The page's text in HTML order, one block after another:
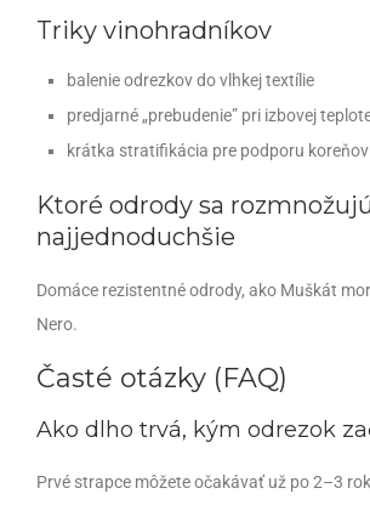
Triky vinohradníkov
balenie odrezkov do vlhkej textílie
predjarné „prebudenie” pri izbovej
krátka stratifikácia pre podporu koreňov
Ktoré odrody sa
najjednoduchšie
Domáce rezistentné odrody, ako Muškát
Nero.
Časté otázky (FAQ)
Ako dlho trvá, kým odrezok
Prvé strapce môžete očakávať už po 2–3